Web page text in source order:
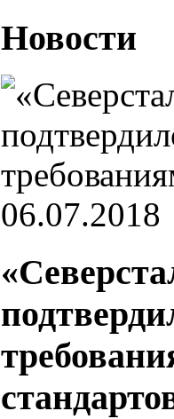
Новости
06.07.2018